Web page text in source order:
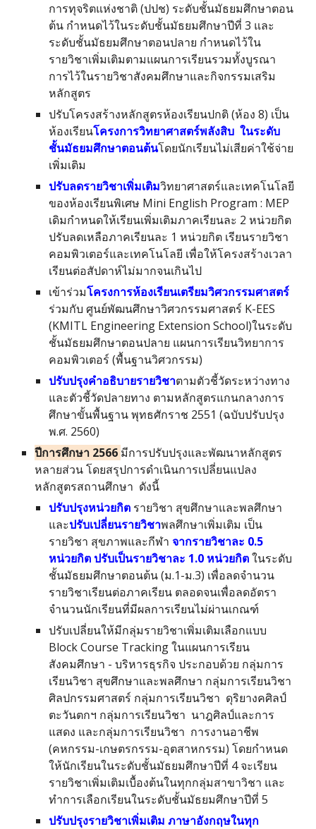
การทุจริตแห่งชาติ (ปปช) ระดับชั้นมัธยมศึกษาตอน
ต้น กำหนดไว้ในระดับชั้นมัธยมศึกษาปีที่ 3 และ
ระดับชั้นมัธยมศึกษาตอนปลาย กำหนดไว้ใน
รายวิชาเพิ่มเติมตามแผนการเรียนรวมทั้งบูรณา
การไว้ในรายวิชาสังคมศึกษาและกิจกรรมเสริม
หลักสูตร
ปรับโครงสร้างหลักสูตรห้องเรียนปกติ (ห้อง 8) เป็น
ห้องเรียนโครงการวิทยาศาสตร์พลังสิบ ในระดับ
ชั้นมัธยมศึกษาตอนต้นโดยนักเรียนไม่เสียค่าใช้จ่าย
เพิ่มเติม
ปรับลดรายวิชาเพิ่มเติมวิทยาศาสตร์และเทคโนโลยี
ของห้องเรียนพิเศษ Mini English Program : MEP
เดิมกำหนดให้เรียนเพิ่มเติมภาคเรียนละ 2 หน่วยกิต
ปรับลดเหลือภาคเรียนละ 1 หน่วยกิต เรียนรายวิชา
คอมพิวเตอร์และเทคโนโลยี เพื่อให้โครงสร้างเวลา
เรียนต่อสัปดาห์ไม่มากจนเกินไป
เข้าร่วมโครงการห้องเรียนเตรียมวิศวกรรมศาสตร์
ร่วมกับ ศูนย์พัฒนศึกษาวิศวกรรมศาสตร์ K-EES
(KMITL Engineering Extension School)ในระดับ
ชั้นมัธยมศึกษาตอนปลาย แผนการเรียนวิทยาการ
คอมพิวเตอร์ (พื้นฐานวิศวกรรม)
ปรับปรุงคำอธิบายรายวิชาตามตัวชี้วัดระหว่างทาง
และตัวชี้วัดปลายทาง ตามหลักสูตรแกนกลางการ
ศึกษาขั้นพื้นฐาน พุทธศักราช 2551 (ฉบับปรับปรุง
พ.ศ. 2560)
ปีการศึกษา 2566 มีการปรับปรุงและพัฒนาหลักสูตร
หลายส่วน โดยสรุปการดำเนินการเปลี่ยนแปลง
หลักสูตรสถานศึกษา ดังนี้
ปรับปรุงหน่วยกิต รายวิชา สุขศึกษาและพลศึกษา
และปรับเปลี่ยนรายวิชาพลศึกษาเพิ่มเติม เป็น
รายวิชา สุขภาพและกีฬา จากรายวิชาละ 0.5
หน่วยกิต ปรับเป็นรายวิชาละ 1.0 หน่วยกิตในระดับ
ชั้นมัธยมศึกษาตอนต้น (ม.1-ม.3) เพื่อลดจำนวน
รายวิชาเรียนต่อภาคเรียน ตลอดจนเพื่อลดอัตรา
จำนวนนักเรียนที่มีผลการเรียนไม่ผ่านเกณฑ์
ปรับเปลี่ยนให้มีกลุ่มรายวิชาเพิ่มเติมเลือกแบบ
Block Course Tracking ในแผนการเรียน
สังคมศึกษา - บริหารธุรกิจ ประกอบด้วย กลุ่มการ
เรียนวิชา สุขศึกษาและพลศึกษา กลุ่มการเรียนวิชา
ศิลปกรรมศาสตร์ กลุ่มการเรียนวิชา ดุริยางคศิลป์
ตะวันตกฯ กลุ่มการเรียนวิชา นาฎศิลป์และการ
แสดง และกลุ่มการเรียนวิชา การงานอาชีพ
(คหกรรม-เกษตรกรรม-อุตสาหกรรม) โดยกำหนด
ให้นักเรียนในระดับชั้นมัธยมศึกษาปีที่ 4 จะเรียน
รายวิชาเพิ่มเติมเบื้องต้นในทุกกลุ่มสาขาวิชา และ
ทำการเลือกเรียนในระดับชั้นมัธยมศึกษาปีที่ 5
ปรับปรุงรายวิชาเพิ่มเติม ภาษาอังกฤษในทุก